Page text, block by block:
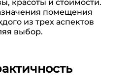
красоты и стоимости.
помещения
из трех аспектов
выбор.